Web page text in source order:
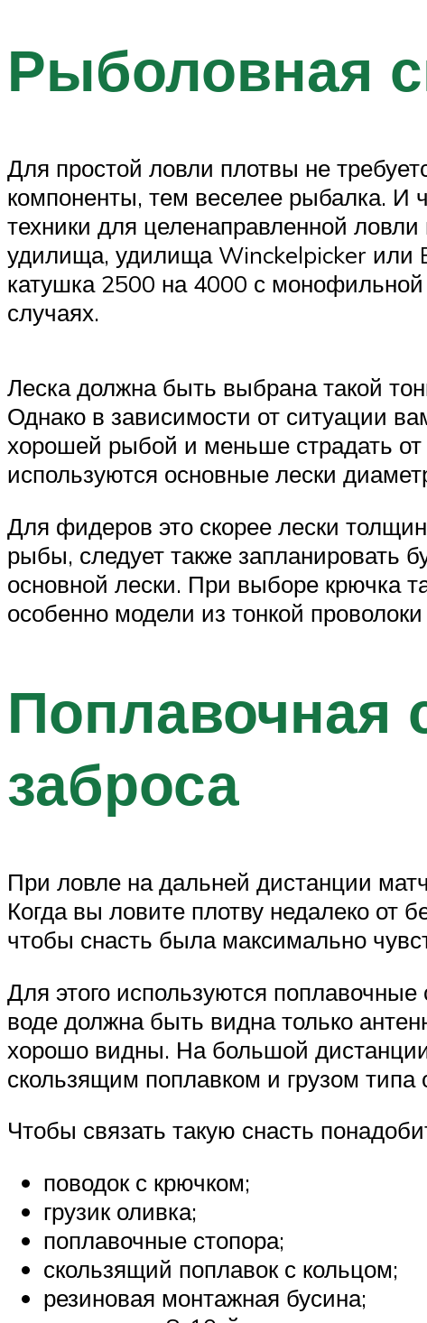
Рыболовная
Для простой ловли плотвы не
компоненты, тем веселее рыбалка. И
техники для целенаправленной
удилища, удилища Winckelpicker или
катушка 2500 на 4000 с
случаях.
Леска должна быть выбрана такой
Однако в зависимости от ситуации
хорошей рыбой и меньше страдать от
используются основные лески
Для фидеров это скорее лески
рыбы, следует также запланировать
основной лески. При выборе крючка
особенно модели из тонкой
Поплавочная
заброса
При ловле на дальней дистанции
Когда вы ловите плотву недалеко от
чтобы снасть была максимально
Для этого используются
воде должна быть видна только
хорошо видны. На большой дистанции
скользящим поплавком и грузом типа
Чтобы связать такую снасть
поводок с крючком;
грузик оливка;
поплавочные стопора;
скользящий поплавок с кольцом;
резиновая монтажная бусина;